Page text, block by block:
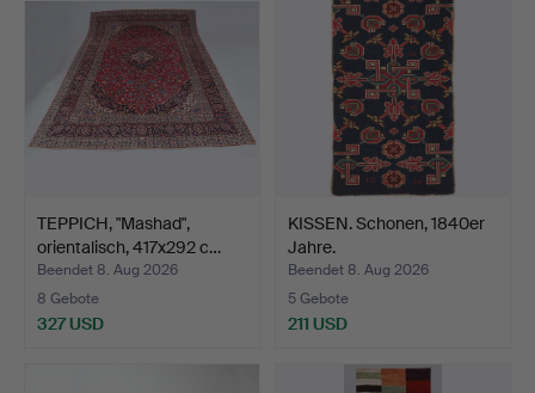
TEPPICH, "Mashad",
orientalisch, 417x292 c…
Beendet 8. Aug 2026
8 Gebote
327 USD
KISSEN. Schonen, 1840er
Jahre.
Beendet 8. Aug 2026
5 Gebote
211 USD